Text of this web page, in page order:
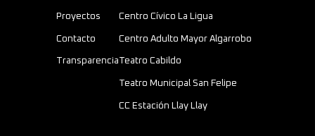
Proyectos
Contacto
Transparencia
Centro Cívico La Ligua
Centro Adulto Mayor Algarrobo
Teatro Cabildo
Teatro Municipal San Felipe
CC Estación Llay Llay